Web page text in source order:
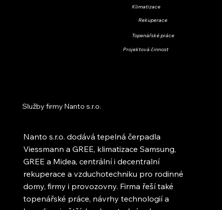
Klimatizace
Rekuperace
Topenářské práce
Projektová činnost
Služby firmy Nanto s.r.o.
Nanto s.r.o. dodává tepelná čerpadla
Viessmann a GREE, klimatizace Samsung,
GREE a Midea, centrální i decentralní
rekuperace a vzduchotechniku pro rodinné
domy, firmy i provozovny. Firma řeší také
topenářské práce, návrhy technologií a